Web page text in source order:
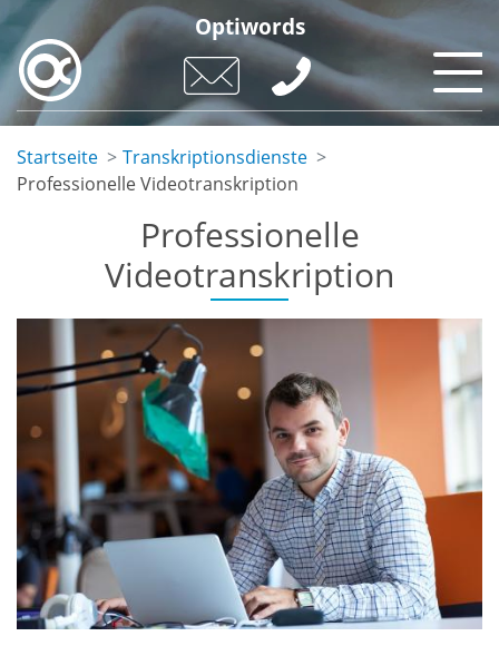
Skip
main
content
Optiwords
Startseite
Transkriptionsdienste
Professionelle Videotranskription
Professionelle
Videotranskription